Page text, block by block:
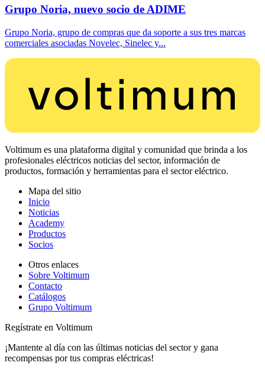
Grupo Noria, nuevo socio de ADIME
Grupo Noria, grupo de compras que da soporte a sus tres marcas
comerciales asociadas Novelec, Sinelec y...
Voltimum es una plataforma digital y comunidad que brinda a los
profesionales eléctricos noticias del sector, información de
productos, formación y herramientas para el sector eléctrico.
Mapa del sitio
Inicio
Noticias
Academy
Productos
Socios
Otros enlaces
Sobre Voltimum
Contacto
Catálogos
Grupo Voltimum
Regístrate en Voltimum
¡Mantente al día con las últimas noticias del sector y gana
recompensas por tus compras eléctricas!